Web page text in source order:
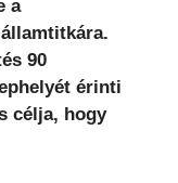
a
90
érinti
célja, hogy